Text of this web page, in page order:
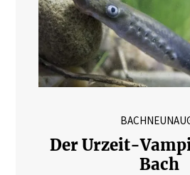
Der Urzeit-
Bach